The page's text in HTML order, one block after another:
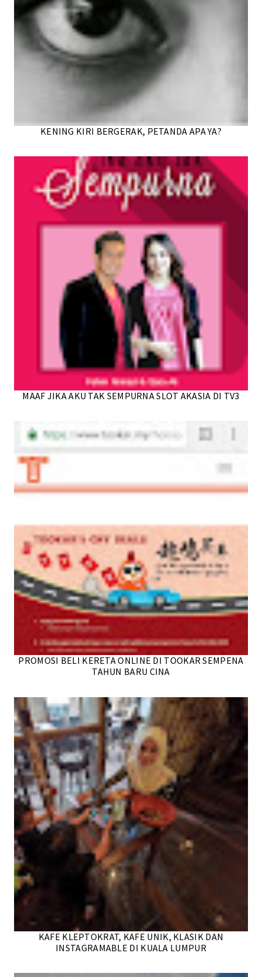
KENING KIRI BERGERAK, PETANDA APA YA?
MAAF JIKA AKU TAK SEMPURNA SLOT AKASIA DI TV3
PROMOSI BELI KERETA ONLINE DI TOOKAR SEMPENA
TAHUN BARU CINA
KAFE KLEPTOKRAT, KAFE UNIK, KLASIK DAN
INSTAGRAMABLE DI KUALA LUMPUR